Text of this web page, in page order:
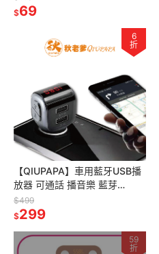
ipad12.9
$69
6
折
【QIUPAPA】車用藍牙USB播
放器 可通話 播音樂 藍芽
5.0/SD卡/隨身碟播放
$499
$299
59
折